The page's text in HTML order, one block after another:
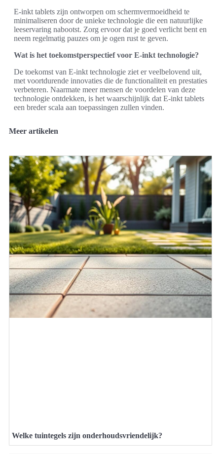
E-inkt tablets zijn ontworpen om schermvermoeidheid te
minimaliseren door de unieke technologie die een natuurlijke
leeservaring nabootst. Zorg ervoor dat je goed verlicht bent en
neem regelmatig pauzes om je ogen rust te geven.
Wat is het toekomstperspectief voor E-inkt technologie?
De toekomst van E-inkt technologie ziet er veelbelovend uit,
met voortdurende innovaties die de functionaliteit en prestaties
verbeteren. Naarmate meer mensen de voordelen van deze
technologie ontdekken, is het waarschijnlijk dat E-inkt tablets
een breder scala aan toepassingen zullen vinden.
Meer artikelen
Welke tuintegels zijn onderhoudsvriendelijk?